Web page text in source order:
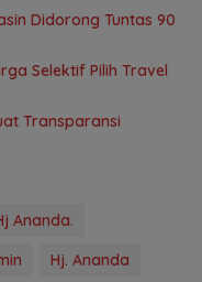
Didorong Tuntas 90
Selektif Pilih Travel
Transparansi
Ananda.
Hj. Ananda